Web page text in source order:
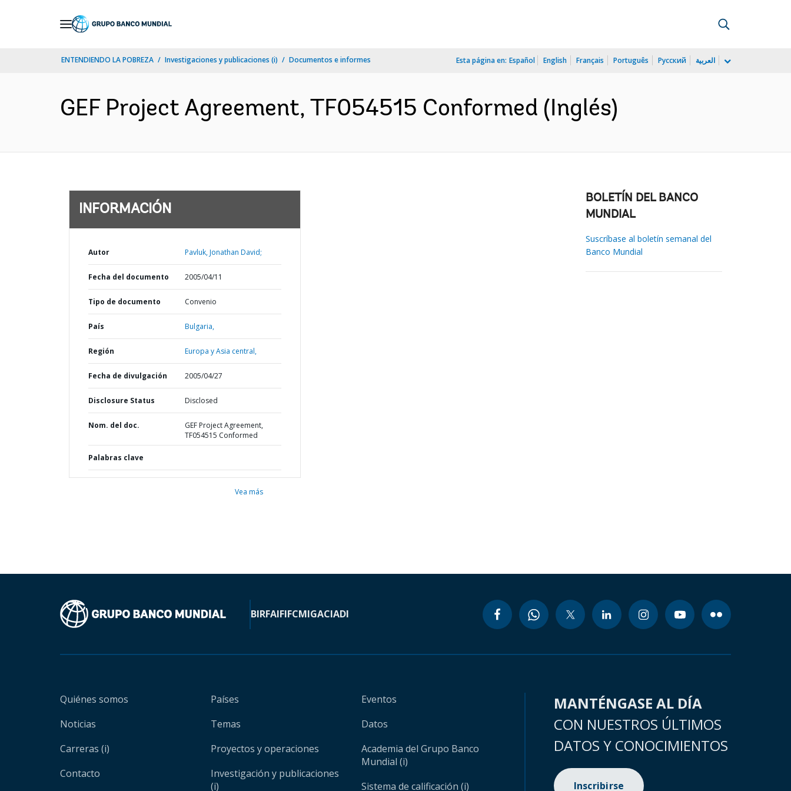
ENTENDIENDO LA POBREZA Investigaciones y publicaciones (i) Documentos e informes Esta página en: Español English Français Português Русский العربية
GEF Project Agreement, TF054515 Conformed (Inglés)
INFORMACIÓN
Autor Pavluk, Jonathan David;
Fecha del documento 2005/04/11
Tipo de documento Convenio
País Bulgaria,
Región Europa y Asia central,
Fecha de divulgación 2005/04/27
Disclosure Status Disclosed
Nom. del doc.
GEF Project Agreement,
TF054515 Conformed
Palabras clave
Vea más
BOLETÍN DEL BANCO
MUNDIAL
Suscríbase al boletín semanal del
Banco Mundial
BIRFAIFIFCMIGACIADI
Quiénes somos
Noticias
Carreras (i)
Contacto
Países
Temas
Proyectos y operaciones
Investigación y publicaciones
(i)
Eventos
Datos
Academia del Grupo Banco
Mundial (i)
Sistema de calificación (i)
MANTÉNGASE AL DÍA
CON NUESTROS ÚLTIMOS
DATOS Y CONOCIMIENTOS
Inscribirse